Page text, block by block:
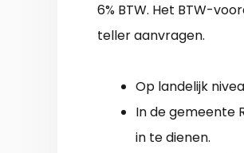
6% BTW. Het BTW-
teller aanvragen.
Op landelijk
In de gemeente
in te dienen.